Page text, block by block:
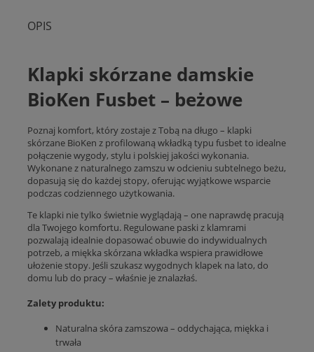
OPIS
Klapki skórzane damskie
BioKen Fusbet – beżowe
Poznaj komfort, który zostaje z Tobą na długo – klapki
skórzane BioKen z profilowaną wkładką typu fusbet to idealne
połączenie wygody, stylu i polskiej jakości wykonania.
Wykonane z naturalnego zamszu w odcieniu subtelnego beżu,
dopasują się do każdej stopy, oferując wyjątkowe wsparcie
podczas codziennego użytkowania.
Te klapki nie tylko świetnie wyglądają – one naprawdę pracują
dla Twojego komfortu. Regulowane paski z klamrami
pozwalają idealnie dopasować obuwie do indywidualnych
potrzeb, a miękka skórzana wkładka wspiera prawidłowe
ułożenie stopy. Jeśli szukasz wygodnych klapek na lato, do
domu lub do pracy – właśnie je znalazłaś.
Zalety produktu:
Naturalna skóra zamszowa – oddychająca, miękka i
trwała